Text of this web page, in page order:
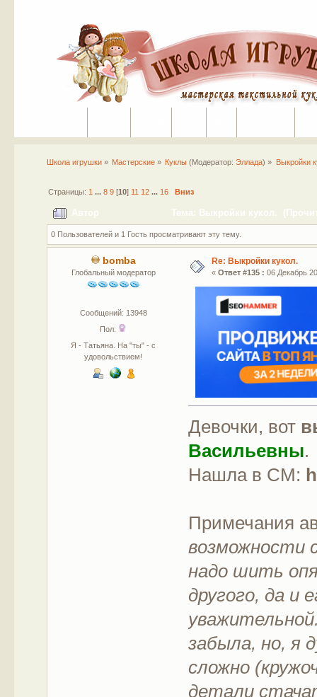
Школа игрушки» Мастерские » Куклы (Модератор:Эллада) » Выкройки
Страницы: 1 ... 8 9[10] 11 12 ... 16 Вниз
Автор Тема: Выкройки кукол.
0 Пользователей и 1 Гость просматривают эту тему.
bomba
Глобальный модератор
Сообщений: 13948
Пол:
Я - Татьяна. На "ты" - с
удовольствием!
Re: Выкройки кукол.
« Ответ #135 : 06 Декабрь
Девочки, вот
Васильевны.
Нашла в СМ:
Примечания
возможности
надо шить
другого, да и
забыла, но, я
сложно
детали